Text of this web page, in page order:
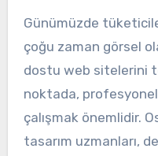
Günümüzde
çoğu zaman görsel
dostu web sitelerini
noktada,
çalışmak önemlidir.
tasarım uzmanları,